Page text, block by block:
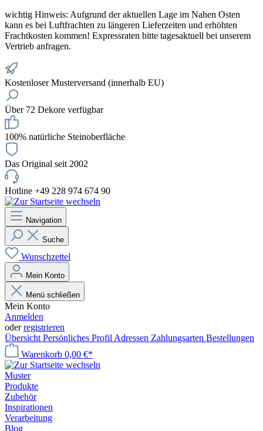
wichtig Hinweis: Aufgrund der aktuellen Lage im Nahen Osten
kann es bei Luftfrachten zu längeren Lieferzeiten und erhöhten
Frachtkosten kommen! Expressraten bitte tagesaktuell bei unserem
Vertrieb anfragen.
Kostenloser Musterversand (innerhalb EU)
Über 72 Dekore verfügbar
100% natürliche Steinoberfläche
Das Original seit 2002
Hotline +49 228 974 674 90
Navigation
Suche
Wunschzettel
Mein Konto
Menü schließen
Mein Konto
Anmelden
oderregistrieren
Übersicht Persönliches Profil Adressen Zahlungsarten Bestellungen
Warenkorb 0,00 €*
Muster
Produkte
Zubehör
Inspirationen
Verarbeitung
Blog